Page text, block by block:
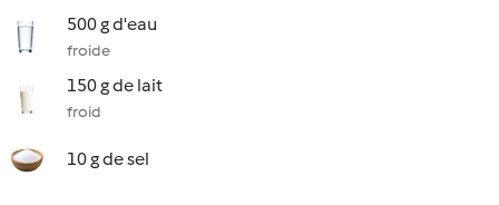
500 g d'eau
froide
150 g de lait
froid
10 g de sel